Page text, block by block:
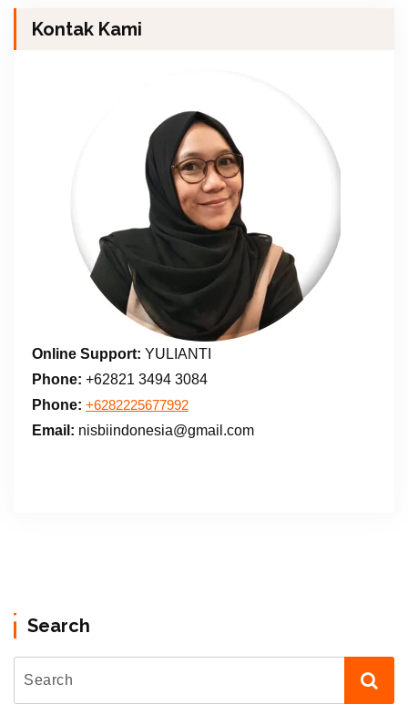
Kontak Kami
Online Support: YULIANTI
Phone: +62821 3494 3084
Phone: +6282225677992
Email: nisbiindonesia@gmail.com
Search